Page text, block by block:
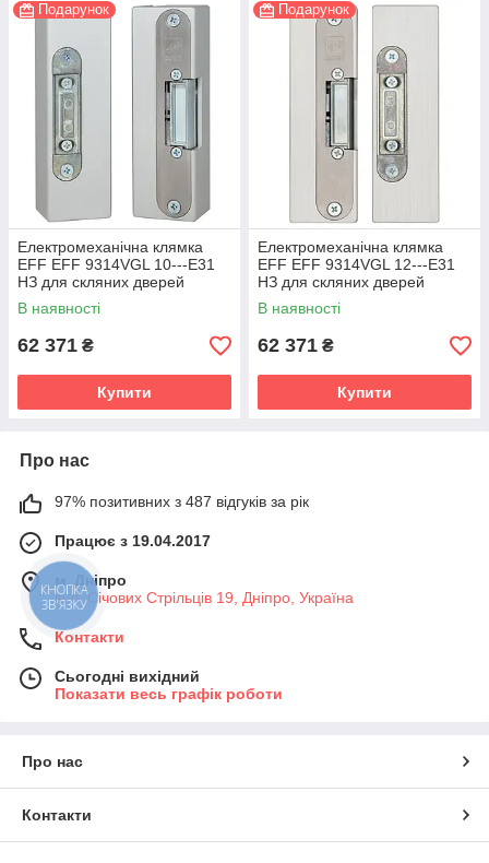
Подарунок
Електромеханічна клямка
EFF EFF 9314VGL 10---E31
НЗ для скляних дверей
В наявності
62 371 ₴
Купити
Подарунок
Електромеханічна клямка
EFF EFF 9314VGL 12---E31
НЗ для скляних дверей
В наявності
62 371 ₴
Купити
Про нас
97% позитивних з 487 відгуків за рік
Працює з 19.04.2017
м. Дніпро
вул. Січових Стрільців 19, Дніпро, Україна
Контакти
Сьогодні вихідний
Показати весь графік роботи
Про нас
Контакти
КНОПКА
ЗВ'ЯЗКУ